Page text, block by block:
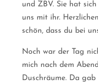
und ZBV. Sie hat
uns mit ihr.
schön, dass du bei
Noch war der Tag
mich nach dem
Duschräume. Da